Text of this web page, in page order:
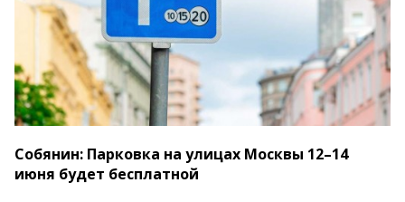
Собянин: Парковка на улицах Москвы 12–14
июня будет бесплатной